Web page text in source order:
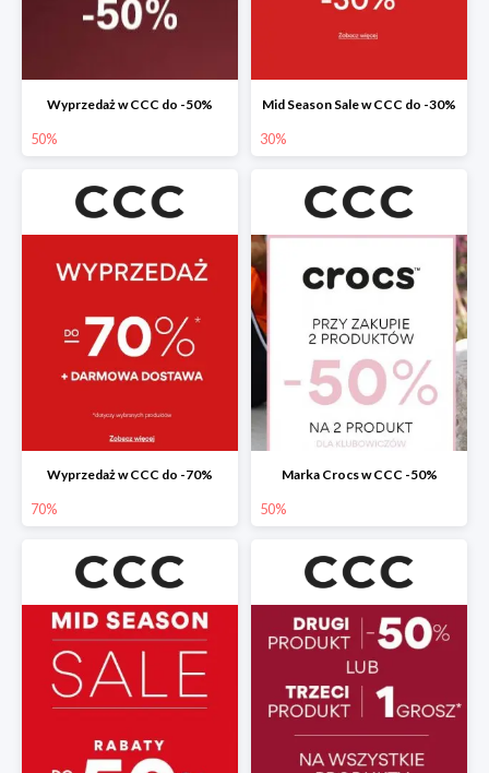
Wyprzedaż w CCC do -50%
50%
Mid Season Sale w CCC do -30%
30%
Wyprzedaż w CCC do -70%
70%
Marka Crocs w CCC -50%
50%